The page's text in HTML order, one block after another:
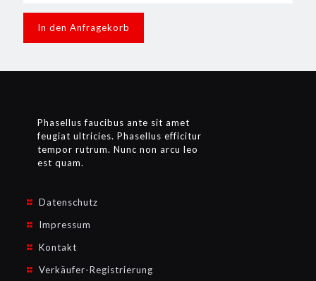
In den Anfragekorb
Phasellus faucibus ante sit amet
feugiat ultricies. Phasellus efficitur
tempor rutrum. Nunc non arcu leo
est quam.
Datenschutz
Impressum
Kontakt
Verkäufer-Registrierung